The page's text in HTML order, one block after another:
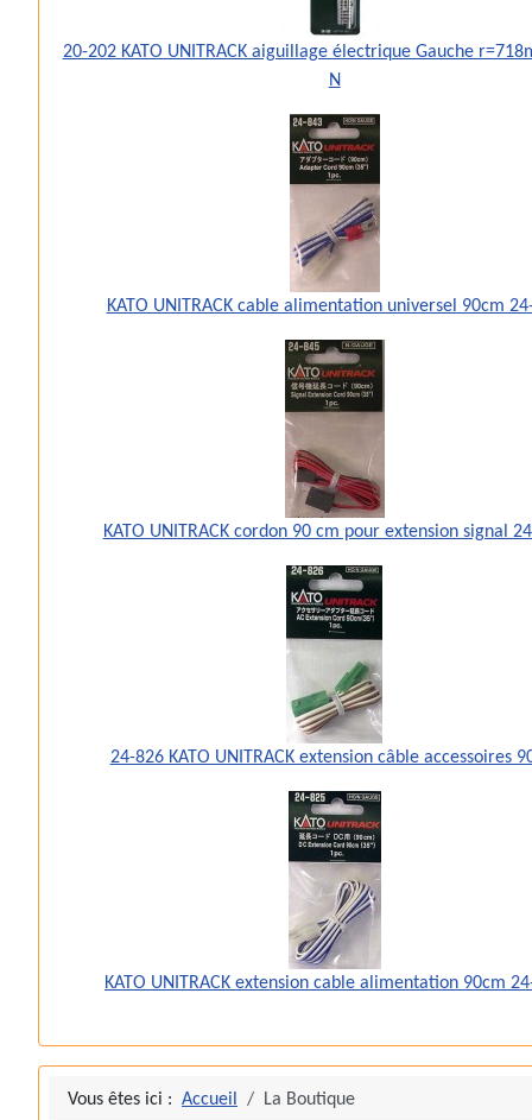
20-202 KATO UNITRACK aiguillage électrique Gauche
N
KATO UNITRACK cable alimentation universel 90cm
KATO UNITRACK cordon 90 cm pour extension signal
24-826 KATO UNITRACK extension câble accessoires
KATO UNITRACK extension cable alimentation 90cm
Vous êtes ici : Accueil La Boutique